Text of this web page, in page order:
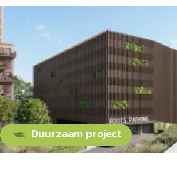
Duurzaam project